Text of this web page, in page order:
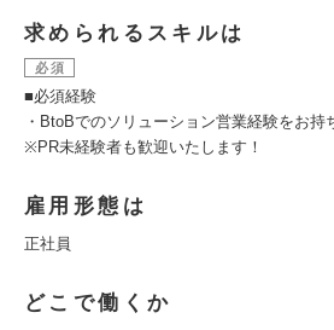
求められるスキルは
必須
■必須経験
・BtoBでのソリューション営業経験をお持
※PR未経験者も歓迎いたします！
雇用形態は
正社員
どこで働くか